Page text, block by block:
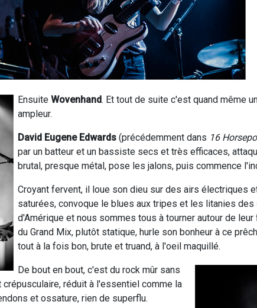
Ensuite Wovenhand. Et tout de suite c'est quand même
ampleur.
David Eugene Edwards (précédemment dans 16
par un batteur et un bassiste secs et très efficaces,
brutal, presque métal, pose les jalons, puis commence
Croyant fervent, il loue son dieu sur des airs électriques
saturées, convoque le blues aux tripes et les litanies des
d'Amérique et nous sommes tous à tourner autour de leur
du Grand Mix, plutôt statique, hurle son bonheur à ce
tout à la fois bon, brute et truand, à l'oeil maquillé.
De bout en bout, c'est du rock mûr sans
réduit à l'essentiel comme la
et ossature, rien de superflu.